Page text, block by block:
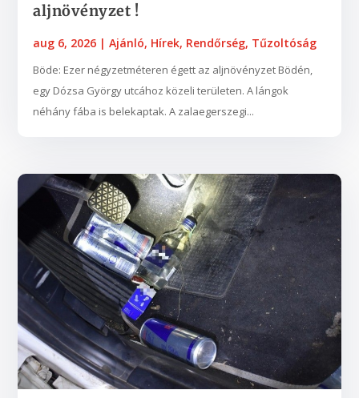
aljnövényzet !
aug 6, 2026 |Ajánló, Hírek, Rendőrség, Tűzoltóság
Böde: Ezer négyzetméteren égett az aljnövényzet Bödén,
egy Dózsa György utcához közeli területen. A lángok
néhány fába is belekaptak. A zalaegerszegi...